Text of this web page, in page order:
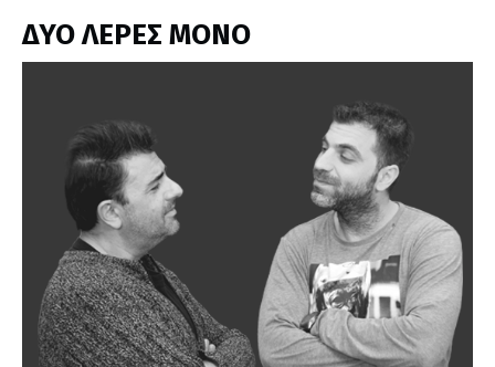
ΔΥΟ ΛΕΡΕΣ ΜΟΝΟ